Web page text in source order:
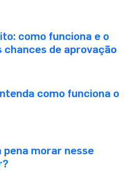
como funciona e o
chances de aprovação
como funciona o
morar nesse